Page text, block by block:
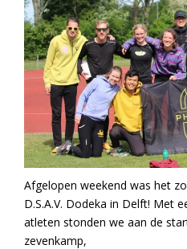
Afgelopen weekend was het
D.S.A.V. Dodeka in Delft! Met
atleten stonden we aan de
zevenkamp,